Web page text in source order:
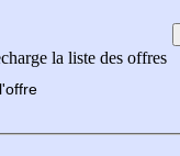
la liste des offres